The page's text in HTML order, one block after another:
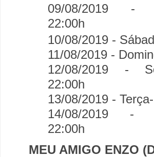
09/08/2019 -
22:00h
10/08/2019 -
11/08/2019 -
12/08/2019 -
22:00h
13/08/2019 -
14/08/2019 -
22:00h
MEU AMIGO ENZO